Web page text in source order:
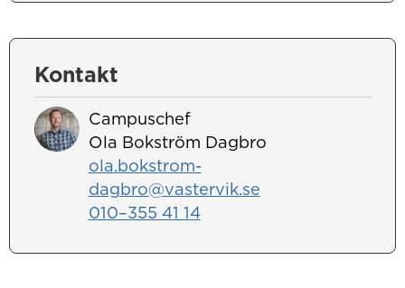
Kontakt
Campuschef
Ola Bokström Dagbro
ola.bokstrom-
dagbro@vastervik.se
010–355 41 14